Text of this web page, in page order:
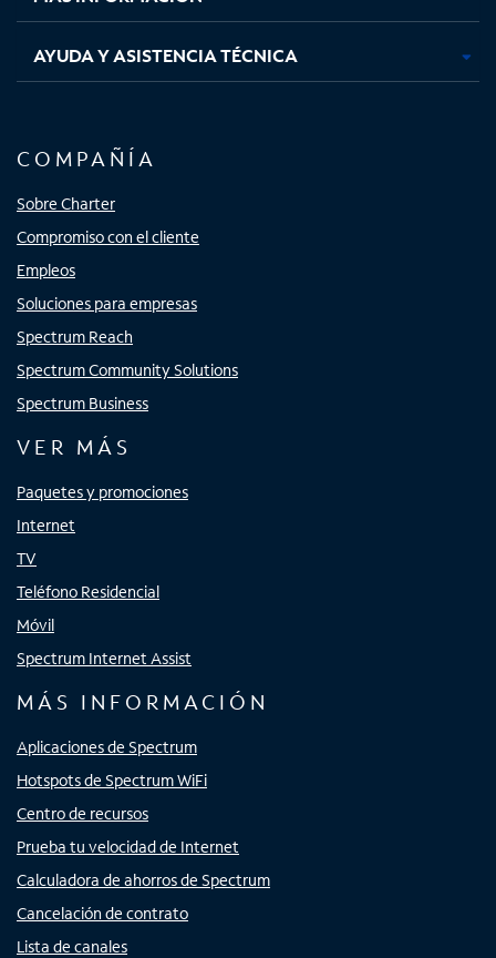
AYUDA Y ASISTENCIA TÉCNICA
COMPAÑÍA
Sobre Charter
Compromiso con el cliente
Empleos
Soluciones para empresas
Spectrum Reach
Spectrum Community Solutions
Spectrum Business
VER MÁS
Paquetes y promociones
Internet
TV
Teléfono Residencial
Móvil
Spectrum Internet Assist
MÁS INFORMACIÓN
Aplicaciones de Spectrum
Hotspots de Spectrum WiFi
Centro de recursos
Prueba tu velocidad de Internet
Calculadora de ahorros de Spectrum
Cancelación de contrato
Lista de canales